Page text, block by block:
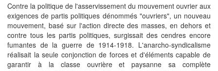
Contre la politique de l'asservissement du mouvement ouvrier aux
exigences de partis politiques dénommés "ouvriers", un nouveau
mouvement, basé sur l'action directe des masses, en dehors et
contre tous les partis politiques, surgissait des cendres encore
fumantes de la guerre de 1914-1918. L'anarcho-syndicalisme
réalisait la seule conjonction de forces et d'éléments capable de
garantir à la classe ouvrière et paysanne sa complète